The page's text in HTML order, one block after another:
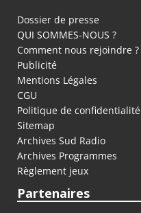
Dossier de presse
QUI SOMMES-NOUS ?
Comment nous rejoindre ?
Publicité
Mentions Légales
CGU
Politique de confidentialité
Sitemap
Archives Sud Radio
Archives Programmes
Règlement jeux
Partenaires